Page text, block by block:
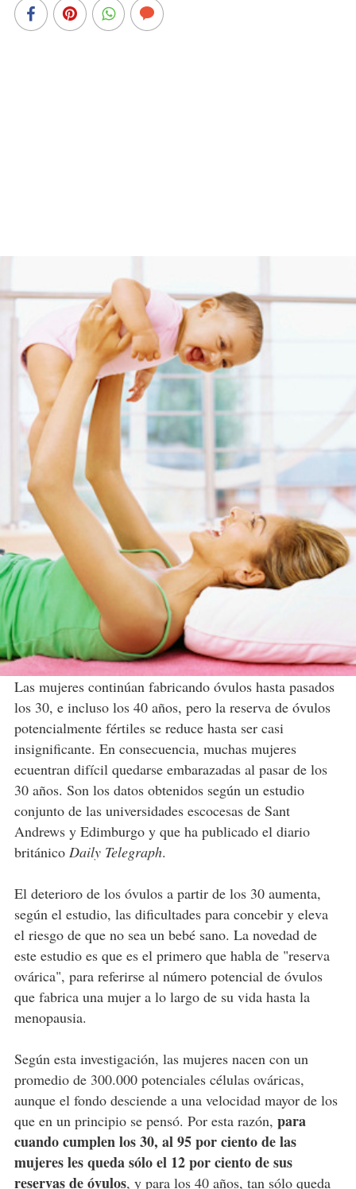
Las mujeres continúan fabricando óvulos hasta pasados
los 30, e incluso los 40 años, pero la reserva de óvulos
potencialmente fértiles se reduce hasta ser casi
insignificante. En consecuencia, muchas mujeres
ecuentran difícil quedarse embarazadas al pasar de los
30 años. Son los datos obtenidos según un estudio
conjunto de las universidades escocesas de Sant
Andrews y Edimburgo y que ha publicado el diario
británico Daily Telegraph.
El deterioro de los óvulos a partir de los 30 aumenta,
según el estudio, las dificultades para concebir y eleva
el riesgo de que no sea un bebé sano. La novedad de
este estudio es que es el primero que habla de "reserva
ovárica", para referirse al número potencial de óvulos
que fabrica una mujer a lo largo de su vida hasta la
menopausia.
Según esta investigación, las mujeres nacen con un
promedio de 300.000 potenciales células ováricas,
aunque el fondo desciende a una velocidad mayor de los
que en un principio se pensó. Por esta razón, para
cuando cumplen los 30, al 95 por ciento de las
mujeres les queda sólo el 12 por ciento de sus
reservas de óvulos, y para los 40 años, tan sólo queda